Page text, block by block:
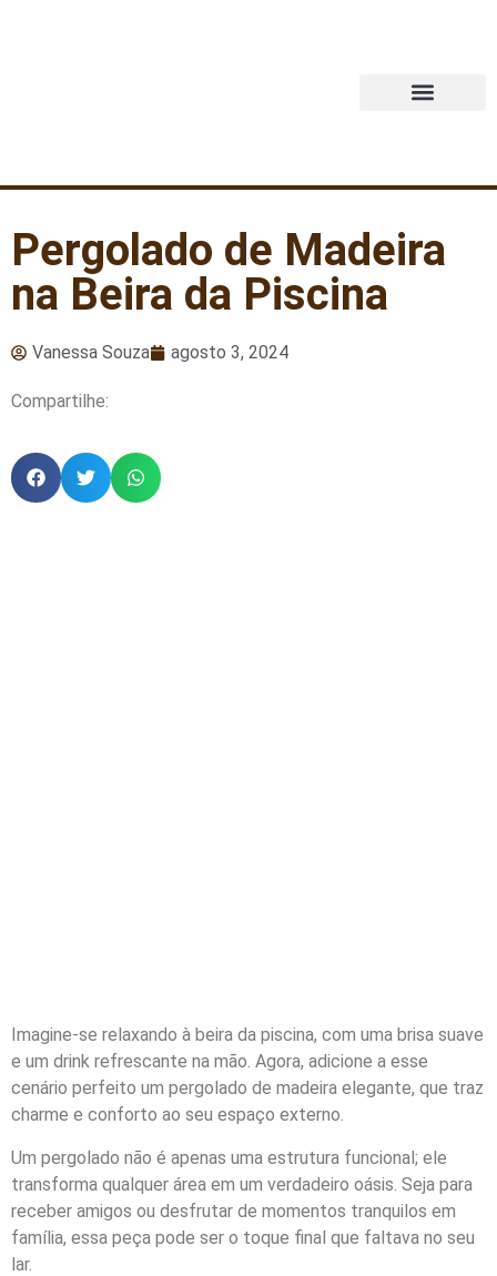
Pergolado de Madeira
na Beira da Piscina
Vanessa Souza agosto 3, 2024
Compartilhe:
Imagine-se relaxando à beira da piscina, com uma brisa suave
e um drink refrescante na mão. Agora, adicione a esse
cenário perfeito um pergolado de madeira elegante, que traz
charme e conforto ao seu espaço externo.
Um pergolado não é apenas uma estrutura funcional; ele
transforma qualquer área em um verdadeiro oásis. Seja para
receber amigos ou desfrutar de momentos tranquilos em
família, essa peça pode ser o toque final que faltava no seu
lar.